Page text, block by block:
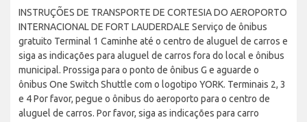
INSTRUÇÕES DE TRANSPORTE DE CORTESIA DO AEROPORTO
INTERNACIONAL DE FORT LAUDERDALE Serviço de ônibus
gratuito Terminal 1 Caminhe até o centro de aluguel de carros e
siga as indicações para aluguel de carros fora do local e ônibus
municipal. Prossiga para o ponto de ônibus G e aguarde o
ônibus One Switch Shuttle com o logotipo YORK. Terminais 2, 3
e 4 Por favor, pegue o ônibus do aeroporto para o centro de
aluguel de carros. Por favor, siga as indicações para carro